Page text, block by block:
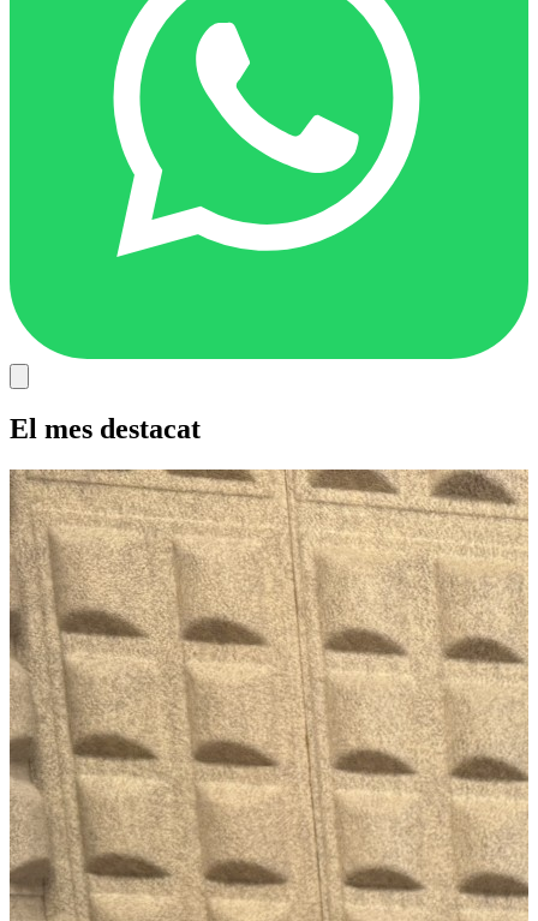
El mes destacat